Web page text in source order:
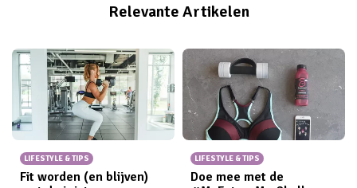
Relevante Artikelen
LIFESTYLE & TIPS
Fit worden (en blijven)
LIFESTYLE & TIPS
Doe mee met de